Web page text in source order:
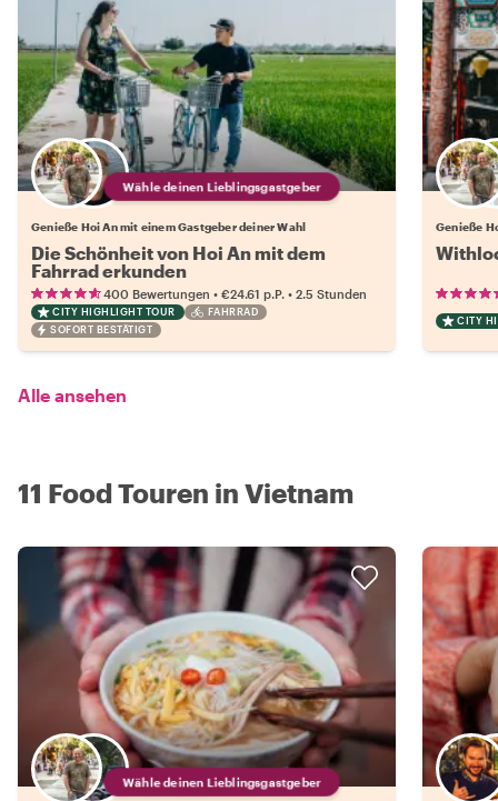
Wähle deinen Lieblingsgastgeber
Genieße Hoi An mit einem Gastgeber deiner Wahl
Die Schönheit von Hoi An mit dem
Fahrrad erkunden
400 Bewertungen • €24.61 p.P. • 2.5 Stunden
CITY HIGHLIGHT TOUR
FAHRRAD
SOFORT BESTÄTIGT
Genieße
CITY
Alle ansehen
11 Food Touren in Vietnam
Wähle deinen Lieblingsgastgeber